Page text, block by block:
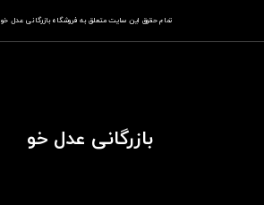
تمام حقوق این سایت متعلق به فروشگاهباز​​​​​​​رگانی عدل خو
بازرگانی عدل خو